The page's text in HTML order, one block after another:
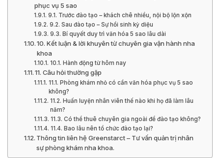
phục vụ 5 sao
9.1. Trước đào tạo – khách chê nhiều, nội bộ lộn xộn
9.2. Sau đào tạo – Sự hồi sinh kỳ diệu
9.3. Bí quyết duy trì văn hóa 5 sao lâu dài
10. Kết luận & lời khuyên từ chuyên gia vận hành nha
khoa
10.1. Hành động từ hôm nay
11. Câu hỏi thường gặp
11.1. Phòng khám nhỏ có cần văn hóa phục vụ 5 sao
không?
11.2. Huấn luyện nhân viên thế nào khi họ đã làm lâu
năm?
11.3. Có thể thuê chuyên gia ngoài để đào tạo không?
11.4. Bao lâu nên tổ chức đào tạo lại?
Thông tin liên hệ Greenstarct – Tư vấn quản trị nhân
sự phòng khám nha khoa.